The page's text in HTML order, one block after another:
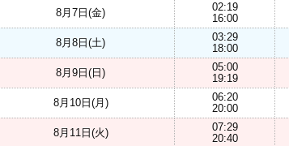
8月7日(金)
02:19
16:00
8月8日(土)
03:29
18:00
8月9日(日)
05:00
19:19
8月10日(月)
06:20
20:00
8月11日(火)
07:29
20:40